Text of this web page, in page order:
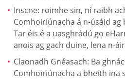
Inscne: roimhe sin, ní raibh
Comhoiriúnacha á n-úsáid ag
Tar éis é a uasghrádú go
anois ag gach duine, lena n-
Claonadh Gnéasach: Ba
Comhoiriúnacha a bheith ina